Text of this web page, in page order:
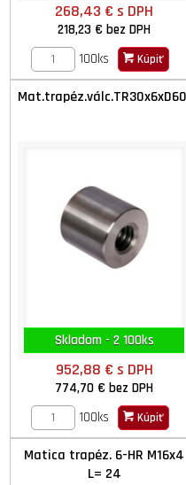
268,43 €s DPH
218,23 €bez DPH
100ks
Kúpiť
Skladom - 2 100ks
952,88 € s DPH
774,70 €bez DPH
100ks
Kúpiť
Matica trapéz. 6-HR M16x4
L= 24